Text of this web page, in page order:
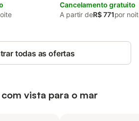
Cancelamento gratuito
A partir deR$ 771por
todas as ofertas
vista para o mar